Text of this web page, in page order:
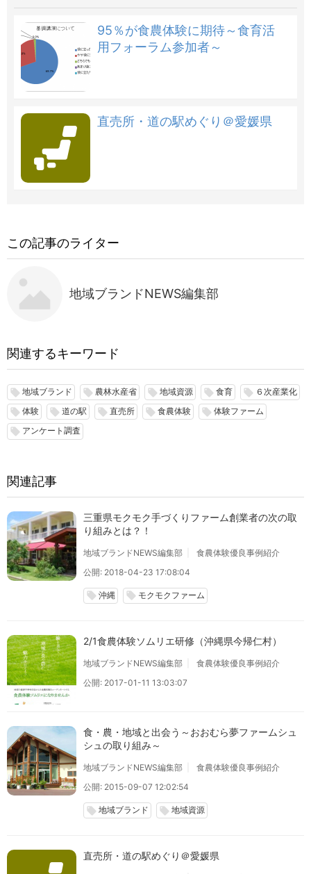
95％が食農体験に期待～食育活
用フォーラム参加者～
直売所・道の駅めぐり＠愛媛県
この記事のライター
地域ブランドNEWS編集部
関連するキーワード
local_offer 地域ブランド local_offer 農林水産省 local_offer 地域資源 local_offer 食育 local_offer ６次産業化
local_offer 体験 local_offer 道の駅 local_offer 直売所 local_offer 食農体験 local_offer 体験ファーム
local_offer アンケート調査
関連記事
三重県モクモク手づくりファーム創業者の次の取
り組みとは？！
地域ブランドNEWS編集部
食農体験優良事例紹介
公開: 2018-04-23 17:08:04
local_offer 沖縄 local_offer モクモクファーム
2/1食農体験ソムリエ研修（沖縄県今帰仁村）
地域ブランドNEWS編集部
食農体験優良事例紹介
公開: 2017-01-11 13:03:07
食・農・地域と出会う～おおむら夢ファームシュ
シュの取り組み～
地域ブランドNEWS編集部
食農体験優良事例紹介
公開: 2015-09-07 12:02:54
local_offer 地域ブランド local_offer 地域資源
直売所・道の駅めぐり＠愛媛県